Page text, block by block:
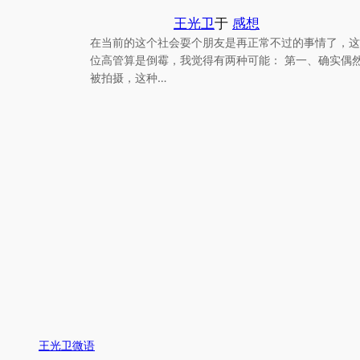
王光卫于 感想
在当前的这个社会耍个朋友是再正常不过的事情了，这
位高管算是倒霉，我觉得有两种可能： 第一、确实偶
被拍摄，这种…
王光卫微语